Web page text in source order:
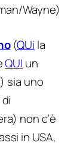
Wayne)
(QUi la
QUI un
sia uno
non c’è
in USA,